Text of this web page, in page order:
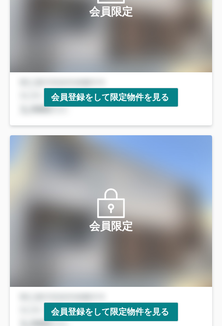
会員限定
会員登録をして限定物件を見る
会員限定
会員登録をして限定物件を見る